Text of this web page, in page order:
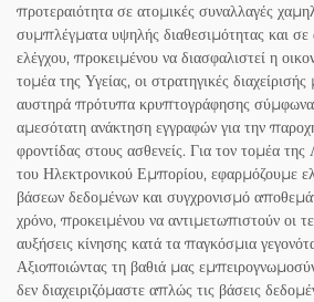
προτεραιότητα σε ατομικές συναλλαγές
συμπλέγματα υψηλής διαθεσιμότητας και σε
ελέγχου, προκειμένου να διασφαλιστεί η
τομέα της Υγείας, οι στρατηγικές
αυστηρά πρότυπα κρυπτογράφησης
αμεσότατη ανάκτηση εγγραφών για την
φροντίδας στους ασθενείς. Για τον τομέα
του Ηλεκτρονικού Εμπορίου, εφαρμόζουμε
βάσεων δεδομένων και συγχρονισμό
χρόνο, προκειμένου να αντιμετωπιστούν οι
αυξήσεις κίνησης κατά τα παγκόσμια
Αξιοποιώντας τη βαθιά μας
δεν διαχειριζόμαστε απλώς τις βάσεις